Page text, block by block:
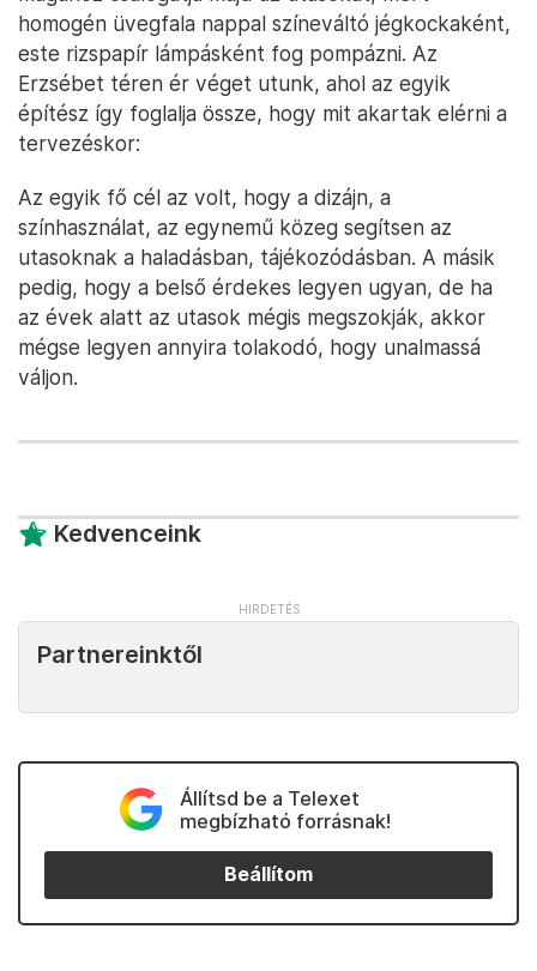
Várakozás szerint a 21 személyes liftet sokan fogják
használni, mert az Erzsébet tér egyik forgalmas
pontján tesz ki. A felszíni liftház is valószínűleg
magához csalogatja majd az utasokat, mert
homogén üvegfala nappal színeváltó jégkockaként,
este rizspapír lámpásként fog pompázni. Az
építész így foglalja össze, hogy mit akartak elérni a
Az egyik fő cél az volt, hogy a dizájn, a
pedig, hogy a belső érdekes legyen ugyan, de ha
az évek alatt az utasok mégis megszokják, akkor
váljon.